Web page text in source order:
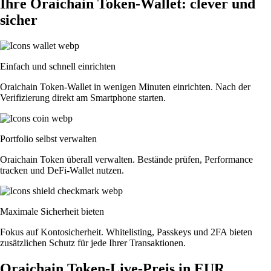
Ihre Oraichain Token-Wallet: clever und
sicher
Einfach und schnell einrichten
Oraichain Token-Wallet in wenigen Minuten einrichten. Nach der
Verifizierung direkt am Smartphone starten.
Portfolio selbst verwalten
Oraichain Token überall verwalten. Bestände prüfen, Performance
tracken und DeFi-Wallet nutzen.
Maximale Sicherheit bieten
Fokus auf Kontosicherheit. Whitelisting, Passkeys und 2FA bieten
zusätzlichen Schutz für jede Ihrer Transaktionen.